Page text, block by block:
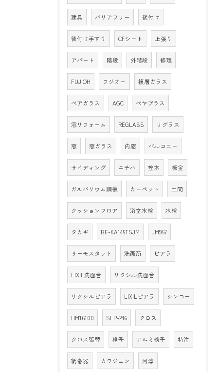
建具 バリアフリー 後付け
後付け手すり CFシート 上張り
アパート 階段 外階段 修理
FUJIOH フジオー 複層ガラス
ペアガラス AGC ペヤプラス
窓リフォーム REGLASS リグラス
窓 窓ガラス 内窓 バルコニー
サイディング ニチハ 笠木 板金
ガルバリウム鋼板 カーペット 土間
クッションフロア 浴室水栓 水栓
タカギ BF-KA145TSJM JM957
サーモスタット 洗面所 ピアラ
LIXIL洗面台 リクシル洗面台
リクシルピアラ LIXILピアラ シンコー
HM16100 SLP-246 クロス
クロス張替 格子 アルミ格子 特注
紙巻器 カワジュン 河淳